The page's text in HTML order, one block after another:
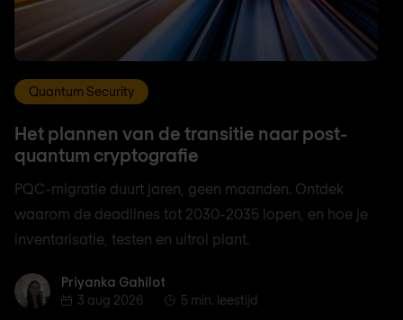
Quantum Security
Het plannen van de transitie naar post-
quantum cryptografie
PQC-migratie duurt jaren, geen maanden. Ontdek
waarom de deadlines tot 2030-2035 lopen, en hoe je
inventarisatie, testen en uitrol plant.
Priyanka Gahilot
Priyanka Gahilot
3 aug 2026
5 min. leestijd